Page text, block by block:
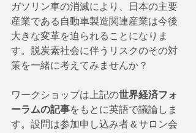
ガソリン車の消滅により、日本の主要
産業である自動車製造関連産業は今後
大きな変革を迫られることになりま
す。脱炭素社会に伴うリスクのその対
策を一緒に考えてみませんか？
ワークショップは上記の世界経済フォ
ーラムの記事をもとに英語で議論しま
す。設問は参加申し込み者＆サロン会